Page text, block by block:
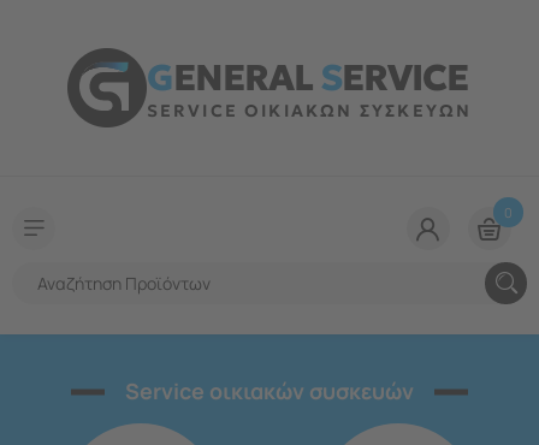
GENERALSERVICE
SERVICE ΟΙΚΙΑΚΩΝ ΣΥΣΚΕΥΩΝ
0
Service οικιακών συσκευών